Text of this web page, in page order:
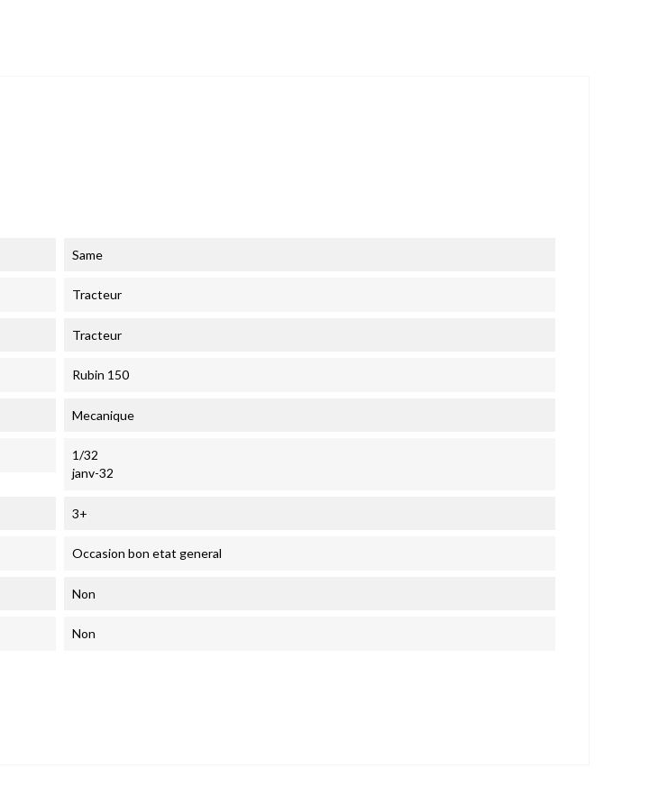
Same
Tracteur
Tracteur
Rubin 150
Mecanique
1/32
janv-32
3+
Occasion bon etat general
Non
Non